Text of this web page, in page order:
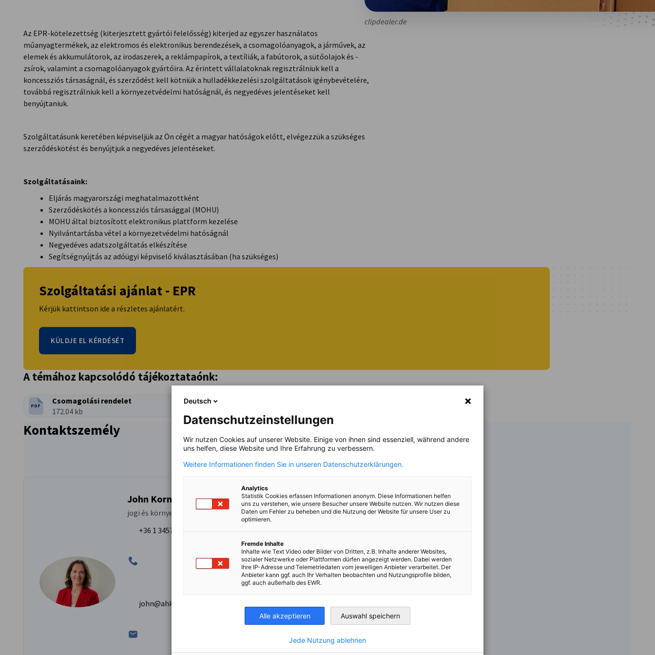
clipdealer.de
Az EPR-kötelezettség (kiterjesztett gyártói felelősség) kiterjed az egyszer használatos
műanyagtermékek, az elektromos és elektronikus berendezések, a csomagolóanyagok, a járművek, az
elemek és akkumulátorok, az irodaszerek, a reklámpapírok, a textíliák, a fabútorok, a sütőolajok és -
zsírok, valamint a csomagolóanyagok gyártóira. Az érintett vállalatoknak regisztrálniuk kell a
koncessziós társaságnál, és szerződést kell kötniük a hulladékkezelési szolgáltatások igénybevételére,
továbbá regisztrálniuk kell a környezetvédelmi hatóságnál, és negyedéves jelentéseket kell
benyújtaniuk.
Szolgáltatásunk keretében képviseljük az Ön cégét a magyar hatóságok előtt, elvégezzük a szükséges
szerződéskötést és benyújtjuk a negyedéves jelentéseket.
Szolgáltatásaink:
Eljárás magyarországi meghatalmazottként
Szerződéskötés a koncessziós társasággal (MOHU)
MOHU által biztosított elektronikus plattform kezelése
Nyilvántartásba vétel a környezetvédelmi hatóságnál
Negyedéves adatszolgáltatás elkészítése
Segítségnyújtás az adóügyi képviselő kiválasztásában (ha szükséges)
Szolgáltatási ajánlat - EPR
Kérjük kattintson ide a részletes ajánlatért.
KÜLDJE EL KÉRDÉSÉT
A témához kapcsolódó tájékoztataónk:
FÁJLTÍPUS:
PDF
Csomagolási rendelet
Fájlméret:
172.04 kb
Kontaktszemély
John Kornélia
jogi és környezetvédelmi szolgáltatások
+36 1 3457 642; +36 30 200 1595
john@ahkungarn.hu
Deutsch
Datenschutzeinstellungen
Wir nutzen Cookies auf unserer Website. Einige von ihnen sind essenziell, während andere
uns helfen, diese Website und Ihre Erfahrung zu verbessern.
Weitere Informationen finden Sie in unseren Datenschutzerklärungen.
Analytics
Statistik Cookies erfassen Informationen anonym. Diese Informationen helfen
uns zu verstehen, wie unsere Besucher unsere Website nutzen. Wir nutzen diese
Daten um Fehler zu beheben und die Nutzung der Website für unsere User zu
optimieren.
Fremde Inhalte
Inhalte wie Text Video oder Bilder von Dritten, z.B. Inhalte anderer Websites,
sozialer Netzwerke oder Plattformen dürfen angezeigt werden. Dabei werden
Ihre IP-Adresse und Telemetriedaten vom jeweiligen Anbieter verarbeitet. Der
Anbieter kann ggf. auch Ihr Verhalten beobachten und Nutzungsprofile bilden,
ggf. auch außerhalb des EWR.
Alle akzeptieren Auswahl speichern
Jede Nutzung ablehnen